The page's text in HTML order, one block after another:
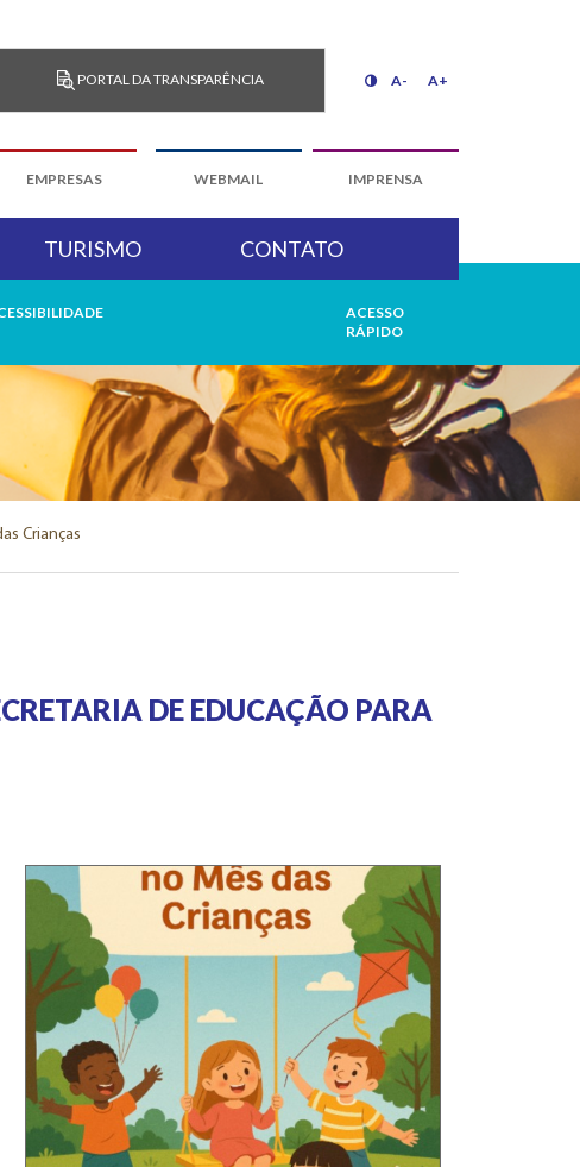
PORTAL DA TRANSPARÊNCIA A- A+
EMPRESAS WEBMAIL IMPRENSA
TURISMO CONTATO
ACESSO
RÁPIDO
Crianças
DE EDUCAÇÃO PARA